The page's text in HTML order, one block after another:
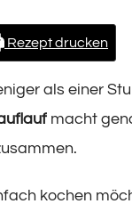
–
Einfach
&
Rezept drucken
als einer
macht
kochen